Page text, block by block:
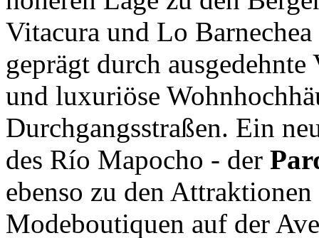
Vitacura und Lo
geprägt durch
und luxuriöse
Durchgangsstraßen. Ein
des Río Mapocho - der
ebenso zu den
Modeboutiquen auf der